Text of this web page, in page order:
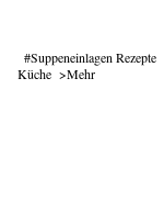
Suppeneinlagen Rezepte
Küche
Mehr